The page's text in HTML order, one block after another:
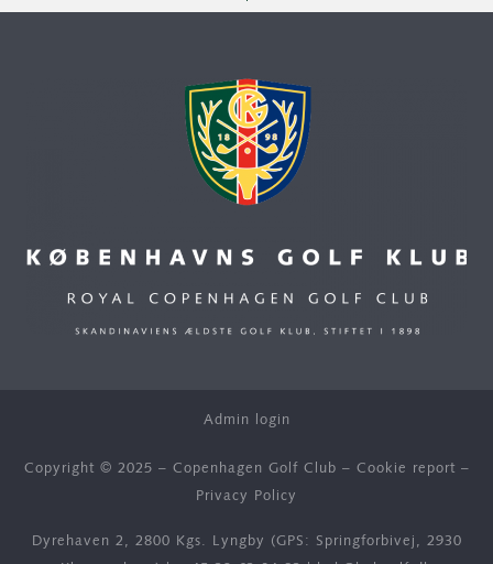
Admin login
Copyright © 2025 – Copenhagen Golf Club – Cookie report –
Privacy Policy
Dyrehaven 2, 2800 Kgs. Lyngby (GPS: Springforbivej, 2930